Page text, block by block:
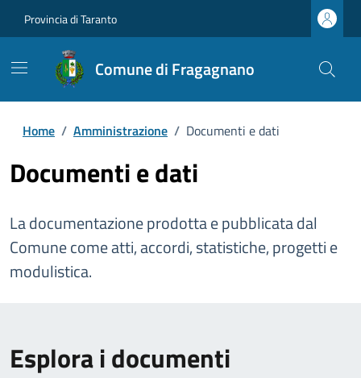
Provincia di Taranto
Comune di Fragagnano
Home / Amministrazione / Documenti e dati
Documenti e dati
La documentazione prodotta e pubblicata dal
Comune come atti, accordi, statistiche, progetti e
modulistica.
Esplora i documenti